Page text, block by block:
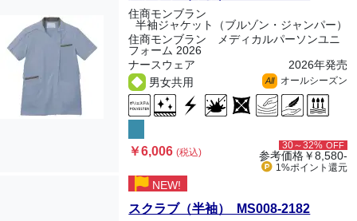
住商モンブラン
半袖ジャケット（ブルゾン・ジャンパー）
住商モンブラン メディカルパーソンユニ
フォーム 2026
ナースウェア
2026年発売
男女共用
All オールシーズン
￥6,006(税込)
30～32% OFF
参考価格￥8,580-
1%ポイント 還元
NEW!
スクラブ（半袖） MS008-2182